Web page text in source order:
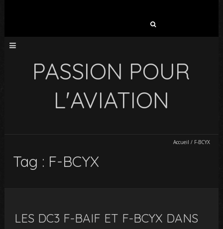
PASSION POUR
L'AVIATION
Accueil / F-BCYX
Tag : F-BCYX
LES DC3 F-BAIF ET F-BCYX DANS